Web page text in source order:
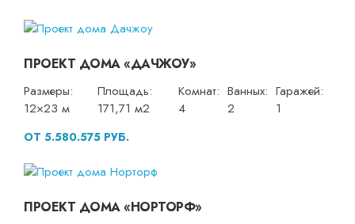
ПРОЕКТ ДОМА «ДАЧЖОУ»
Размеры:
12×23 м
Площадь:
171,71 м2
Комнат:
4
Ванных:
2
Гаражей:
1
ОТ 5.580.575 РУБ.
ПРОЕКТ ДОМА «НОРТОРФ»